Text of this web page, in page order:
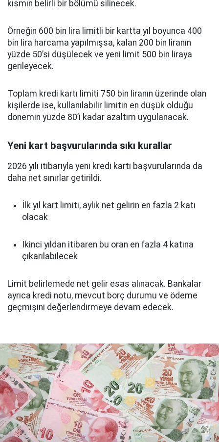
kısmın belirli bir bölümü silinecek.
Örneğin 600 bin lira limitli bir kartta yıl boyunca 400
bin lira harcama yapılmışsa, kalan 200 bin liranın
yüzde 50’si düşülecek ve yeni limit 500 bin liraya
gerileyecek.
Toplam kredi kartı limiti 750 bin liranın üzerinde olan
kişilerde ise, kullanılabilir limitin en düşük olduğu
dönemin yüzde 80’i kadar azaltım uygulanacak.
Yeni kart başvurularında sıkı kurallar
2026 yılı itibarıyla yeni kredi kartı başvurularında da
daha net sınırlar getirildi.
İlk yıl kart limiti, aylık net gelirin en fazla 2 katı
olacak
İkinci yıldan itibaren bu oran en fazla 4 katına
çıkarılabilecek
Limit belirlemede net gelir esas alınacak. Bankalar
ayrıca kredi notu, mevcut borç durumu ve ödeme
geçmişini değerlendirmeye devam edecek.